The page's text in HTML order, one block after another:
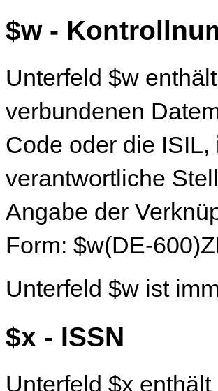
$w -
Unterfeld $w
verbundenen
Code oder die
verantwortliche
Angabe der
Form: $w(DE-
Unterfeld $w ist
$x - ISSN
Unterfeld $x